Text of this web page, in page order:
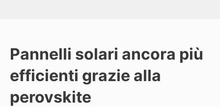
Pannelli solari ancora più
efficienti grazie alla
perovskite